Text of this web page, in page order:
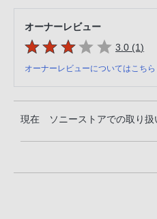
オーナーレビュー
5つの星の
3.0 (1件
)
オーナーレビューについてはこちら
現在 ソニーストアでの取り扱